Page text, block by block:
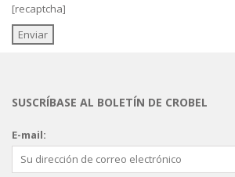
[recaptcha]
SUSCRÍBASE AL BOLETÍN DE CROBEL
E-mail: